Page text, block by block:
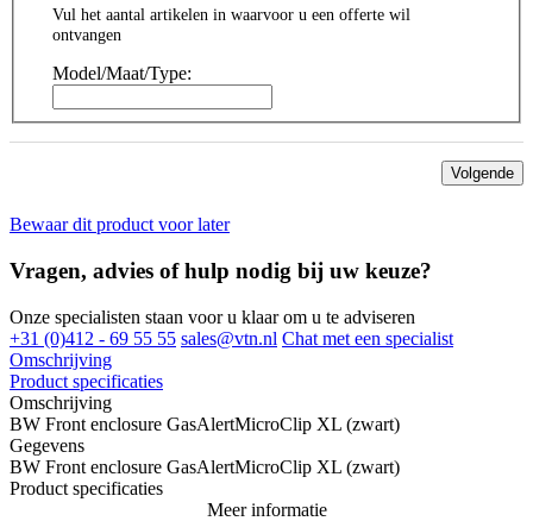
Vul het aantal artikelen in waarvoor u een offerte wil
ontvangen
Model/Maat/Type:
Volgende
Bewaar dit product voor later
Vragen, advies of hulp nodig bij uw keuze?
Onze specialisten staan voor u klaar om u te adviseren
+31 (0)412 - 69 55 55 sales@vtn.nl Chat met een specialist
Omschrijving
Product specificaties
Omschrijving
BW Front enclosure GasAlertMicroClip XL (zwart)
Gegevens
BW Front enclosure GasAlertMicroClip XL (zwart)
Product specificaties
Meer informatie